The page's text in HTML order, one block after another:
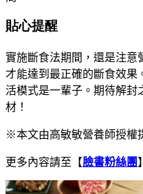
貼心提醒
實施斷食法期間， 還是注意
才能達到最正確的斷食效果
活模式是一輩子。 期待解封
材 ！
※本文由高敏敏營養師授權
更多內容請至【臉書粉絲團